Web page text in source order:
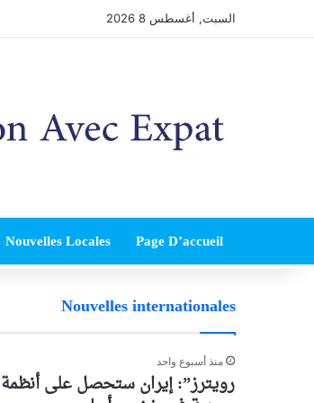
السبت, أغسطس 8 2026
Page D’accueil
Nouvelles Locales
Nouvelles internationales
منذ أسبوع واحد
رويترز”: إيران ستحصل على